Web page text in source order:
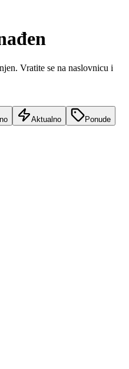
Vratite se na naslovnicu i
Aktualno Ponude